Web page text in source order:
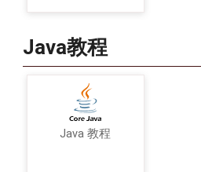
Java教程
Java 教程